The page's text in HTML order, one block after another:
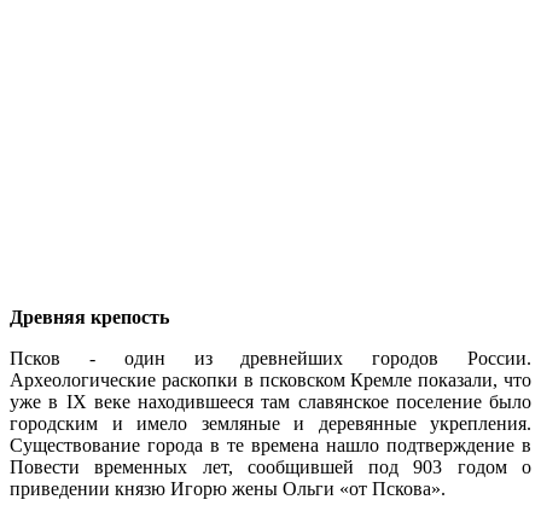
Древняя крепость
Псков - один из древнейших городов России.
Археологические раскопки в псковском Кремле показали, что
уже в IX веке находившееся там славянское поселение было
городским и имело земляные и деревянные укрепления.
Существование города в те времена нашло подтверждение в
Повести временных лет, сообщившей под 903 годом о
приведении князю Игорю жены Ольги «от Пскова».